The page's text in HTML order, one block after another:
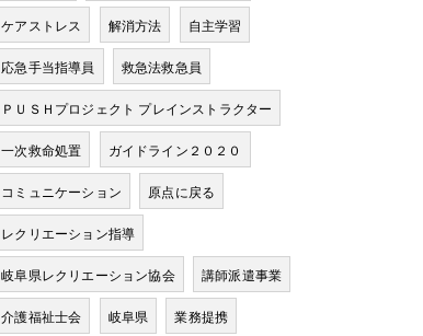
ケアストレス 解消方法 自主学習
応急手当指導員 救急法救急員
ＰＵＳＨプロジェクト プレインストラクター
一次救命処置 ガイドライン２０２０
コミュニケーション 原点に戻る
レクリエーション指導
岐阜県レクリエーション協会 講師派遣事業
介護福祉士会 岐阜県 業務提携